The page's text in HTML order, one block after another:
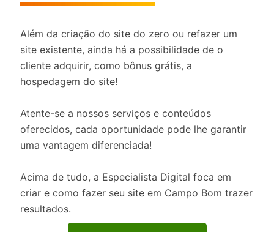
Além da criação do site do zero ou refazer um
site existente, ainda há a possibilidade de o
cliente adquirir, como bônus grátis, a
hospedagem do site!
Atente-se a nossos serviços e conteúdos
oferecidos, cada oportunidade pode lhe garantir
uma vantagem diferenciada!
Acima de tudo, a Especialista Digital foca em
criar e como fazer seu site em Campo Bom trazer
resultados.